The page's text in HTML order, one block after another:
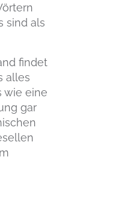
sind als
findet
alles
wie eine
gar